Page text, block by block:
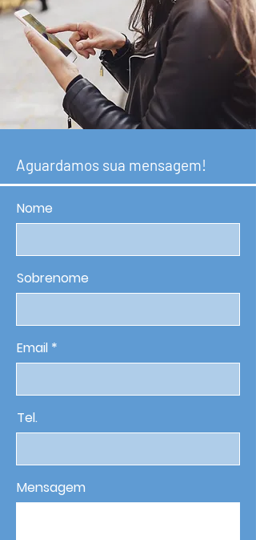
Aguardamos sua mensagem!
Nome
Sobrenome
Email
Tel.
Mensagem